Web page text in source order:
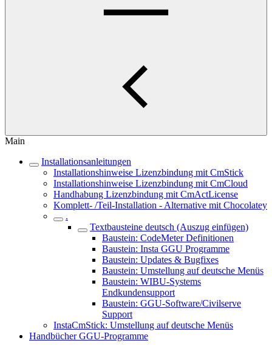
Main
Installationsanleitungen
Installationshinweise Lizenzbindung mit CmStick
Installationshinweise Lizenzbindung mit CmCloud
Handhabung Lizenzbindung mit CmActLicense
Komplett- /Teil-Installation - Alternative mit Chocolatey
.
Textbausteine deutsch (Auszug einfügen)
Baustein: CodeMeter Definitionen
Baustein: Insta GGU Programme
Baustein: Updates & Bugfixes
Baustein: Umstellung auf deutsche Menüs
Baustein: WIBU-Systems
Endkundensupport
Baustein: GGU-Software/Civilserve
Support
InstaCmStick: Umstellung auf deutsche Menüs
Handbücher GGU-Programme